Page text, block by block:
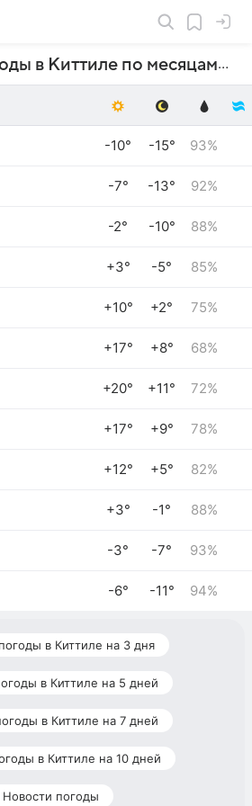
Прогноз погоды в Киттиле по месяцам
-10° -15° 93%
-7° -13° 92%
-2° -10° 88%
+3° -5° 85%
+10° +2° 75%
+17° +8° 68%
+20° +11° 72%
+17° +9° 78%
+12° +5° 82%
+3° -1° 88%
-3° -7° 93%
-6° -11° 94%
в Киттиле на 3 дня
в Киттиле на 5 дней
в Киттиле на 7 дней
в Киттиле на 10 дней
Новости погоды